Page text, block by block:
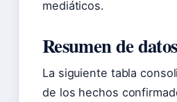
mediáticos.
Resumen de
La siguiente tabla
de los hechos